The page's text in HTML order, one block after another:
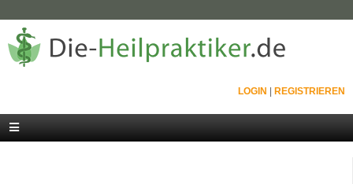
LOGIN REGISTRIEREN